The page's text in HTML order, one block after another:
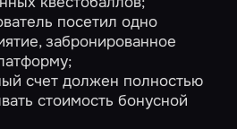
посетил одно
забронированное
счет должен полностью
стоимость бонусной